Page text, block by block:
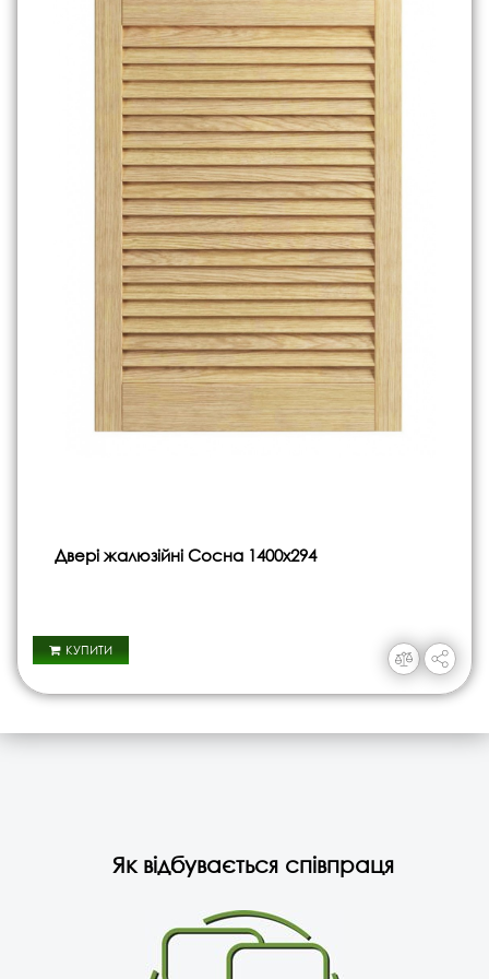
Двері жалюзійні Сосна 1400х294
КУПИТИ
Як відбувається співпраця